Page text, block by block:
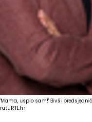
'Mama, uspio sam!' Bivši
rutuRTL.hr